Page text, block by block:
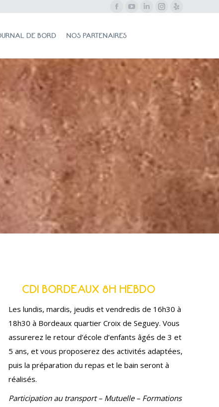
Facebook
YouTube
LinkedInInstagram
Yelp
DE BORD NOS PARTENAIRES
CDI BORDEAUX 8H HEBDO
Les lundis, mardis, jeudis et vendredis de 16h30 à
18h30 à Bordeaux quartier Croix de Seguey. Vous
assurerez le retour d’école d’enfants âgés de 3 et
5 ans, et vous proposerez des activités adaptées,
puis la préparation du repas et le bain seront à
réalisés.
Participation au transport – Mutuelle – Formations
DE BORD NOS PARTENAIRES